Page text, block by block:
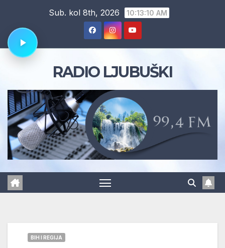
content
Sub. kol 8th, 2026 10:13:11 AM
RADIO LJUBUŠKI
BIH I REGIJA